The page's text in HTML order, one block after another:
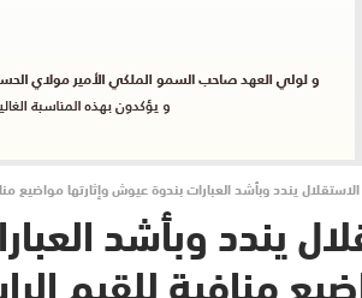
يندد وبأشد العبارات بندوة عيوش وإثارتها مواضيع
يندد وبأشد
منافية للقيم